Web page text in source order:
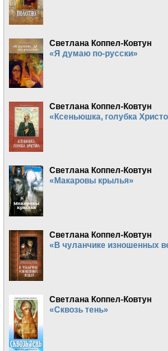
Светлана Коппел-Ковтун
«Я думаю по-русски»
Светлана Коппел-Ковтун
«Ксеньюшка, голубка
Светлана Коппел-Ковтун
«Макаровы крылья»
Светлана Коппел-Ковтун
«В чуланчике изношенных
Светлана Коппел-Ковтун
«Сквозь тень»